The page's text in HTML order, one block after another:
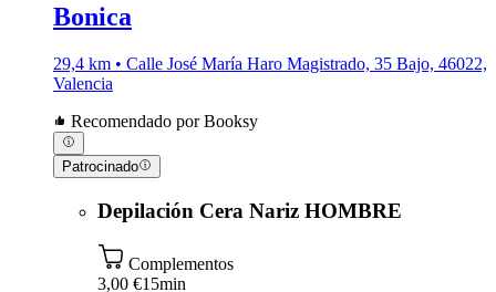
Bonica
29,4 km • Calle José María Haro Magistrado, 35 Bajo, 46022,
Valencia
Recomendado por Booksy
Patrocinado
Depilación Cera Nariz HOMBRE
Complementos
3,00 €15min